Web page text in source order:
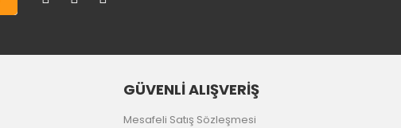
GÜVENLİ ALIŞVERİŞ
Mesafeli Satış Sözleşmesi